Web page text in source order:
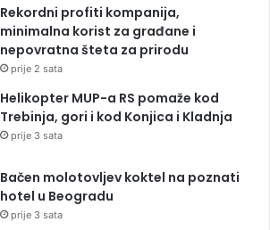
Rekordni profiti kompanija,
minimalna korist za građane i
nepovratna šteta za prirodu
prije 2 sata
Helikopter MUP-a RS pomaže kod
Trebinja, gori i kod Konjica i Kladnja
prije 3 sata
Bačen molotovljev koktel na poznati
hotel u Beogradu
prije 3 sata